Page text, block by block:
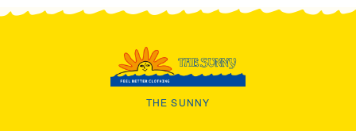
THE SUNNY